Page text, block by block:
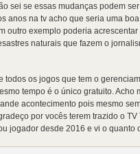
sei se essas mudanças podem
anos na tv acho que seria uma
outro exemplo poderia
naturais que fazem o
todos os jogos que tem o
tempo é o único gratuito. Acho
acontecimento pois mesmo
por vocês terem trazido o TV
jogador desde 2016 e vi o quanto